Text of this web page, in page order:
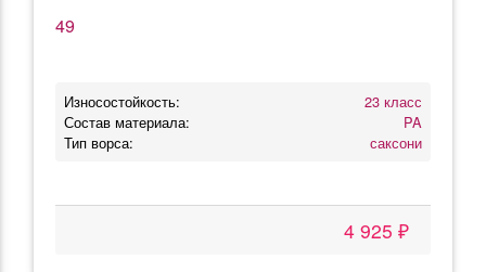
49
Износостойкость:
23 класс
Состав материала:
PA
Тип ворса:
саксони
4 925 ₽